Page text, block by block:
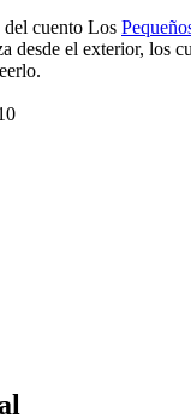
cuento Los
desde el exterior, los